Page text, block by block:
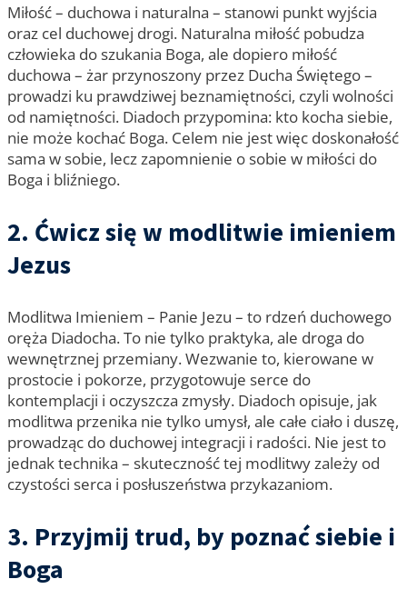
Miłość – duchowa i naturalna – stanowi punkt wyjścia
oraz cel duchowej drogi. Naturalna miłość pobudza
człowieka do szukania Boga, ale dopiero miłość
duchowa – żar przynoszony przez Ducha Świętego –
prowadzi ku prawdziwej beznamiętności, czyli wolności
od namiętności. Diadoch przypomina: kto kocha siebie,
nie może kochać Boga. Celem nie jest więc doskonałość
sama w sobie, lecz zapomnienie o sobie w miłości do
Boga i bliźniego.
2. Ćwicz się w modlitwie imieniem
Jezus
Modlitwa Imieniem – Panie Jezu – to rdzeń duchowego
oręża Diadocha. To nie tylko praktyka, ale droga do
wewnętrznej przemiany. Wezwanie to, kierowane w
prostocie i pokorze, przygotowuje serce do
kontemplacji i oczyszcza zmysły. Diadoch opisuje, jak
modlitwa przenika nie tylko umysł, ale całe ciało i duszę,
prowadząc do duchowej integracji i radości. Nie jest to
jednak technika – skuteczność tej modlitwy zależy od
czystości serca i posłuszeństwa przykazaniom.
3. Przyjmij trud, by poznać siebie i
Boga